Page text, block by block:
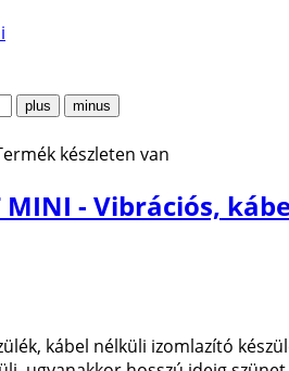
készleten van
MINI - Vibrációs,
kábel nélküli izomlazító